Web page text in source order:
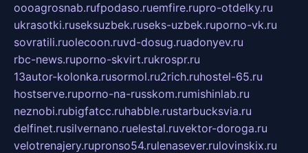
oooagrosnab.rufpodaso.ruemfire.rupro-otdelky.ru
ukrasotki.ruseksuzbek.ruseks-uzbek.ruporno-vk.ru
sovratili.ruolecoon.ruvd-dosug.ruadonyev.ru
rbc-news.ruporno-skvirt.rukrospr.ru
13autor-kolonka.rusormol.ru2rich.ruhostel-65.ru
hostserve.ruporno-na-russkom.rumishinlab.ru
neznobi.rubigfatcc.ruhabble.rustarbucksvia.ru
delfinet.rusilvernano.ruelestal.ruvektor-doroga.ru
velotrenajery.rupronso54.rulenasever.rulovinskix.ru